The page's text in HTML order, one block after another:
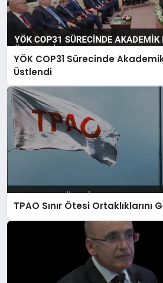
YÖK COP31 Sürecinde
Üstlendi
TPAO Sınır Ötesi Ortaklıklarını